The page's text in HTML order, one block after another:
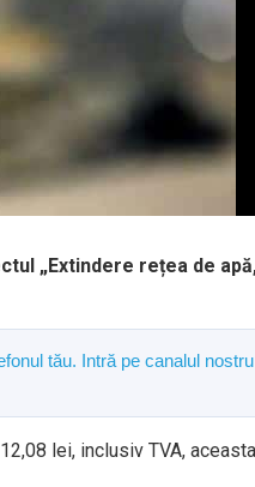
„Extindere rețea de
tău. Intră pe canalul
lei, inclusiv TVA, aceasta